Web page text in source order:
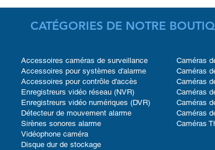
CATÉGORIES DE NOTRE
Accessoires caméras de surveillance
Accessoires pour systèmes d'alarme
Accessoires pour contrôle d'accès
Enregistreurs vidéo réseau (NVR)
Enregistreurs vidéo numériques (DVR)
Détecteur de mouvement alarme
Sirènes sonores alarme
Vidéophone caméra
Disque dur de stockage
Caméras
Caméras
Caméras
Caméras
Caméras
Caméras
Caméras